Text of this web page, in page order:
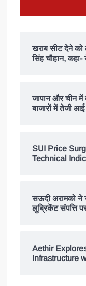
खराब सीट देने को
सिंह चौहान, कहा-
जापान और चीन में
बाजारों में तेजी आई
SUI Price
Technical
सऊदी अरामको ने
लुब्रिकेंट संपत्ति
Aethir
Infrastructure